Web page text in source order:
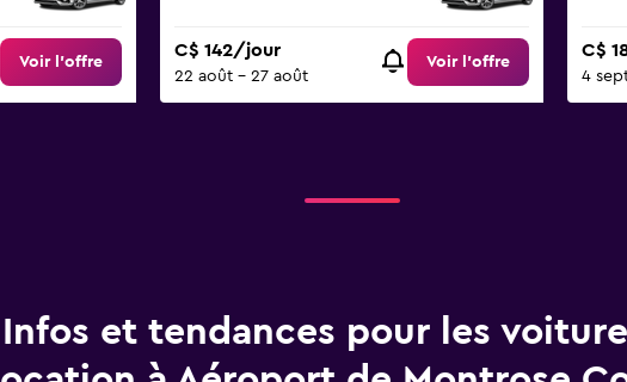
Voir l’offre
C$ 142/jour
22 août - 27 août
Voir l’offre
C$
4
Infos et tendances pour les